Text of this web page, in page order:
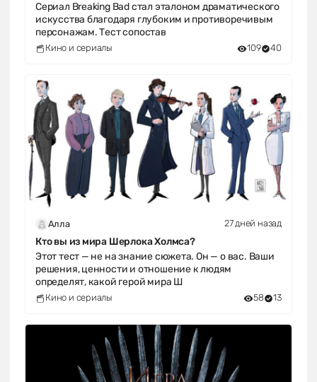
Сериал Breaking Bad стал эталоном драматического
искусства благодаря глубоким и противоречивым
персонажам. Тест сопостав
Кино и сериалы 109 40
Алла 27 дней назад
Кто вы из мира Шерлока Холмса?
Этот тест — не на знание сюжета. Он — о вас. Ваши
решения, ценности и отношение к людям
определят, какой герой мира Ш
Кино и сериалы 58 13